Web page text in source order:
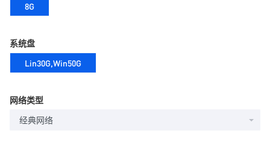
8G
系统盘
Lin30G,Win50G
网络类型
经典网络